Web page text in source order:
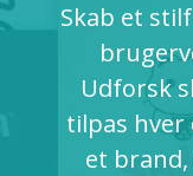
Logoidéer
Skab et
Udforsk
tilpas hver
et